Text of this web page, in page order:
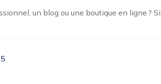
un blog ou une boutique en ligne ? Si